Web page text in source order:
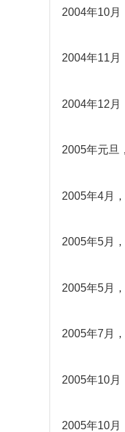
2004年10月
2004年11月
2004年12月
2005年元旦
2005年4月
2005年5月
2005年5月
2005年7月
2005年10月
2005年10月